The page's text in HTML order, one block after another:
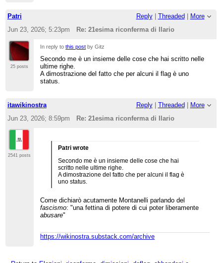
Patri Reply| Threaded
More
Jun 23, 2026; 5:23pm
Re: 21esima riconferma di Ilario
25 posts
In reply tothis post by Gitz
Secondo me è un insieme delle cose che hai scritto nelle
ultime righe.
A dimostrazione del fatto che per alcuni il flag è uno
status.
itawikinostra Reply| Threaded
More
Jun 23, 2026; 8:59pm
Re: 21esima riconferma di Ilario
2541 posts
Patri wrote
Secondo me è un insieme delle cose che hai
scritto nelle ultime righe.
A dimostrazione del fatto che per alcuni il flag è
uno status.
Come dichiarò acutamente Montanelli parlando del
fascismo: "una fettina di potere di cui poter liberamente
abusare"
https://wikinostra.substack.com/archive